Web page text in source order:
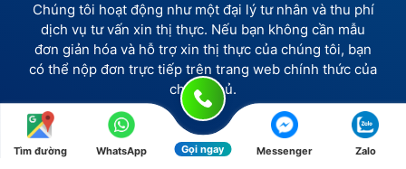
Chúng tôi hoạt động như một đại lý tư nhân và thu phí
dịch vụ tư vấn xin thị thực. Nếu bạn không cần mẫu
đơn giản hóa và hỗ trợ xin thị thực của chúng tôi, bạn
có thể nộp đơn trực tiếp trên trang web chính thức của
chính phủ.
Tìm đường WhatsApp Gọi ngay Messenger Zalo